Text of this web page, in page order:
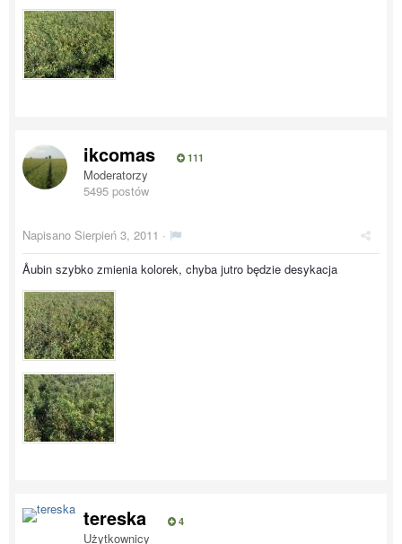
ikcomas 111
Moderatorzy
5495 postów
Napisano Sierpień 3, 2011 ·
Åubin szybko zmienia kolorek, chyba jutro będzie desykacja
tereska 4
Użytkownicy